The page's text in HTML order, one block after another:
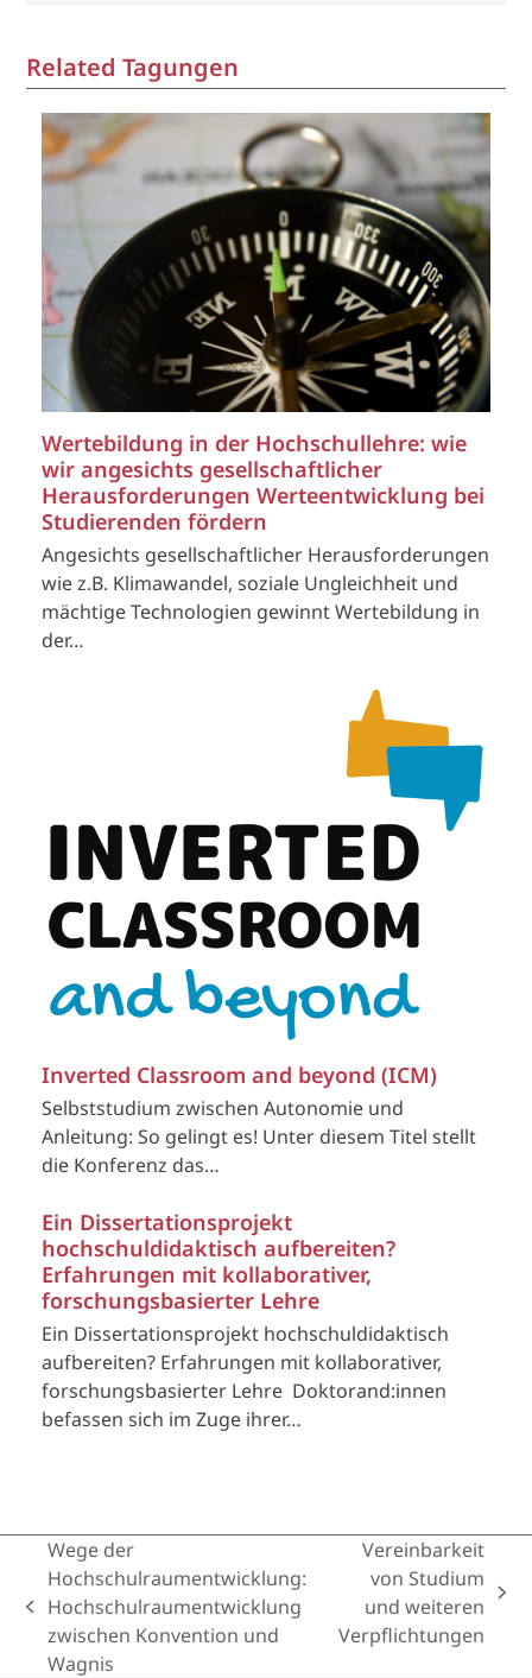
Related Tagungen
Wertebildung in der Hochschullehre: wie
wir angesichts gesellschaftlicher
Herausforderungen Werteentwicklung bei
Studierenden fördern
Angesichts gesellschaftlicher Herausforderungen
wie z.B. Klimawandel, soziale Ungleichheit und
mächtige Technologien gewinnt Wertebildung in
der…
Inverted Classroom and beyond (ICM)
Selbststudium zwischen Autonomie und
Anleitung: So gelingt es! Unter diesem Titel stellt
die Konferenz das…
Ein Dissertationsprojekt
hochschuldidaktisch aufbereiten?
Erfahrungen mit kollaborativer,
forschungsbasierter Lehre
Ein Dissertationsprojekt hochschuldidaktisch
aufbereiten? Erfahrungen mit kollaborativer,
forschungsbasierter Lehre Doktorand:innen
befassen sich im Zuge ihrer…
previous
post:
Wege der
Hochschulraumentwicklung:
Hochschulraumentwicklung
zwischen Konvention und
Wagnis
next
post:
Vereinbarkeit
von Studium
und weiteren
Verpflichtungen